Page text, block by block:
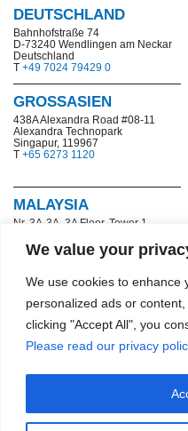
We value your
We use cookies to enhance
personalized ads or
clicking "Accept All", you
Please read our privacy
DEUTSCHLAND
Bahnhofstraße 74
D-73240 Wendlingen am Neckar
Deutschland
T +49 7024 79429 0
GROSSASIEN
438A Alexandra Road #08-11
Alexandra Technopark
Singapur, 119967
T +65 6273 1120
MALAYSIA
Nr. 3A-3A, 3A Floor, Tower 1
Bandar Puteri, 47100
Puchong, Malaysia
HONGKONG SAR
11/F, The Bedford, 91-93